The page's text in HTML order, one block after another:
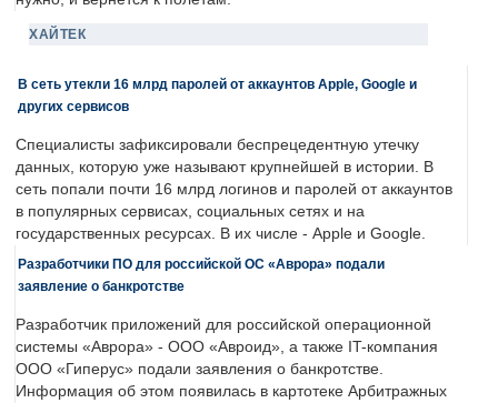
ХАЙТЕК
В сеть утекли 16 млрд паролей от аккаунтов Apple, Google и
других сервисов
Специалисты зафиксировали беспрецедентную утечку
данных, которую уже называют крупнейшей в истории. В
сеть попали почти 16 млрд логинов и паролей от аккаунтов
в популярных сервисах, социальных сетях и на
государственных ресурсах. В их числе - Apple и Google.
Разработчики ПО для российской ОС «Аврора» подали
заявление о банкротстве
Разработчик приложений для российской операционной
системы «Аврора» - ООО «Авроид», а также IT-компания
ООО «Гиперус» подали заявления о банкротстве.
Информация об этом появилась в картотеке Арбитражных